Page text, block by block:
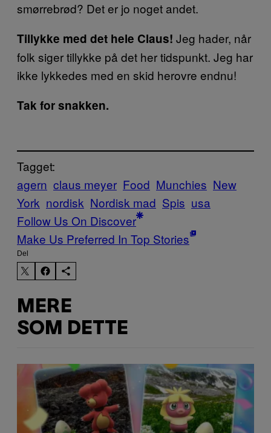
smørrebrød? Det er jo noget andet.
Tillykke med det hele Claus! Jeg hader, når
folk siger tillykke på det her tidspunkt. Jeg har
ikke lykkedes med en skid herovre endnu!
Tak for snakken.
Tagget:
agern claus meyer Food Munchies New
York nordisk Nordisk mad Spis usa
Follow Us On Discover
Make Us Preferred In Top Stories
Del
MERE
SOM DETTE